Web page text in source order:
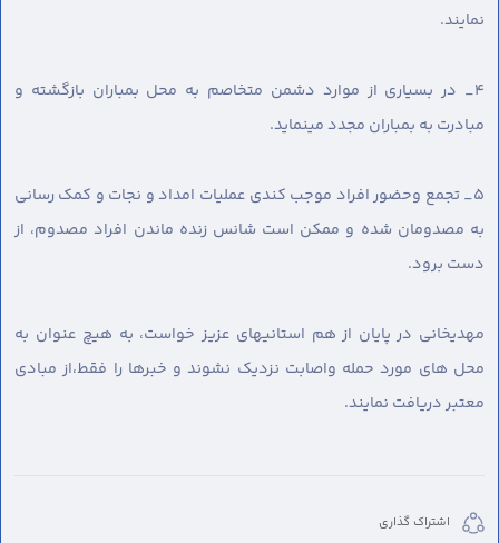
نمایند.
۴_ در بسیاری از موارد دشمن متخاصم به محل بمباران بازگشته و
مبادرت به بمباران مجدد مینماید.
۵_ تجمع و‌حضور افراد موجب کندی عملیات امداد و نجات و کمک رسانی
به مصدومان شده و ممکن است شانس زنده ماندن افراد مصدوم، از
دست برود.
مهدیخانی در پایان از هم استانیهای عزیز خواست، به هیچ عنوان به
محل های مورد حمله و‌اصابت نزدیک نشوند و خبرها را فقط،از مبادی
معتبر دریافت نمایند.
اشتراک گذاری